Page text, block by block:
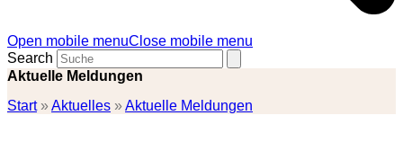
Open mobile menuClose mobile menu
Search
Aktuelle Meldungen
Start»Aktuelles »Aktuelle Meldungen